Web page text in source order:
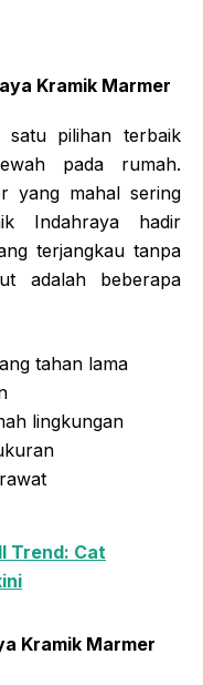
Kramik Marmer
satu pilihan terbaik
pada rumah.
yang mahal sering
Indahraya hadir
terjangkau tanpa
adalah beberapa
tahan lama
lingkungan
Trend: Cat
Kramik Marmer